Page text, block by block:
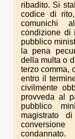
ribadito. Si
codice di
comunichi
condizione di
pubblico
la pena
della multa o
terzo comma,
entro il
civilmente
provveda al
pubblico
magistrato
condannato.